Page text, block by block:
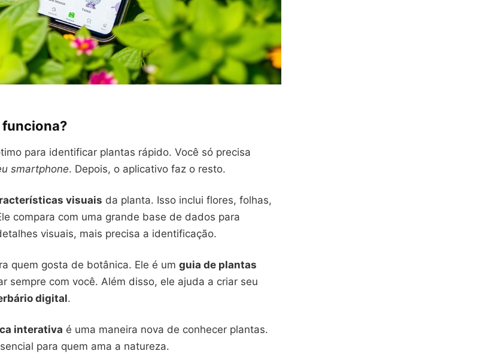
funciona?
para identificar plantas rápido. Você só precisa
smartphone. Depois, o aplicativo faz o resto.
visuais da planta. Isso inclui flores, folhas,
compara com uma grande base de dados para
visuais, mais precisa a identificação.
quem gosta de botânica. Ele é um guia de plantas
sempre com você. Além disso, ele ajuda a criar seu
digital.
interativa é uma maneira nova de conhecer plantas.
para quem ama a natureza.